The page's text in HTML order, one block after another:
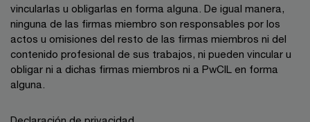
vincularlas u obligarlas en forma alguna. De igual manera,
ninguna de las firmas miembro son responsables por los
actos u omisiones del resto de las firmas miembros ni del
contenido profesional de sus trabajos, ni pueden vincular u
obligar ni a dichas firmas miembros ni a PwCIL en forma
alguna.